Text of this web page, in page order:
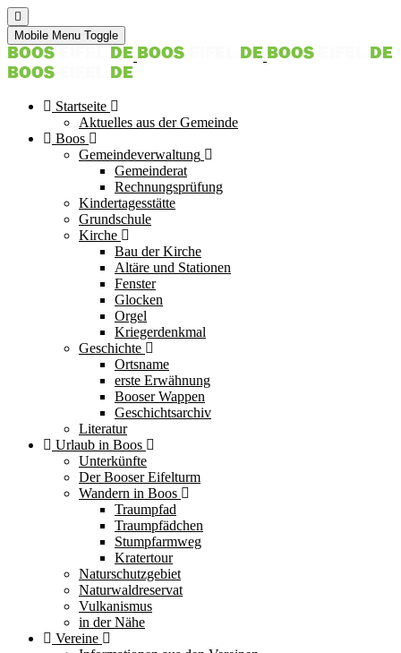
Mobile Menu Toggle
Startseite
Aktuelles aus der Gemeinde
Boos
Gemeindeverwaltung
Gemeinderat
Rechnungsprüfung
Kindertagesstätte
Grundschule
Kirche
Bau der Kirche
Altäre und Stationen
Fenster
Glocken
Orgel
Kriegerdenkmal
Geschichte
Ortsname
erste Erwähnung
Booser Wappen
Geschichtsarchiv
Literatur
Urlaub in Boos
Unterkünfte
Der Booser Eifelturm
Wandern in Boos
Traumpfad
Traumpfädchen
Stumpfarmweg
Kratertour
Naturschutzgebiet
Naturwaldreservat
Vulkanismus
in der Nähe
Vereine